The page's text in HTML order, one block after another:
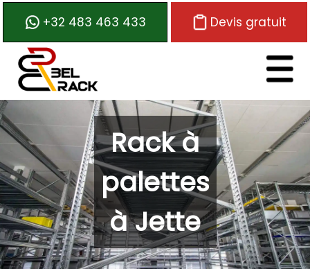
+32 483 463 433 Devis gratuit
Logo de Belrack
Rack à
palettes
à Jette